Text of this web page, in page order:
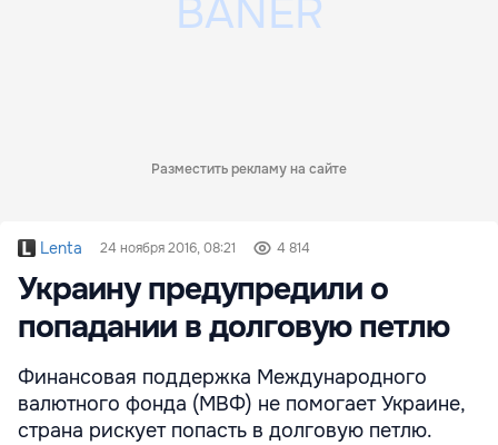
Разместить рекламу на сайте
Lenta 24 ноября 2016, 08:21 4 814
Украину предупредили о
попадании в долговую петлю
Финансовая поддержка Международного
валютного фонда (МВФ) не помогает Украине,
страна рискует попасть в долговую петлю.